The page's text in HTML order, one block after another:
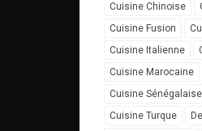
Cuisine Chinoise
Cuisine Fusion
Cuisine Italienne
Cuisine Marocaine
Cuisine Sénégalaise
Cuisine Turque